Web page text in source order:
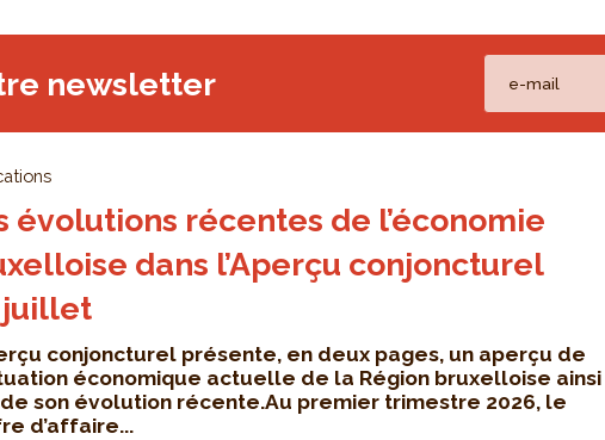
newsletter
évolutions récentes de l’économie
dans l’Aperçu conjoncturel
conjoncturel présente, en deux pages, un aperçu de
économique actuelle de la Région bruxelloise ainsi
son évolution récente.Au premier trimestre 2026, le
d’affaire...